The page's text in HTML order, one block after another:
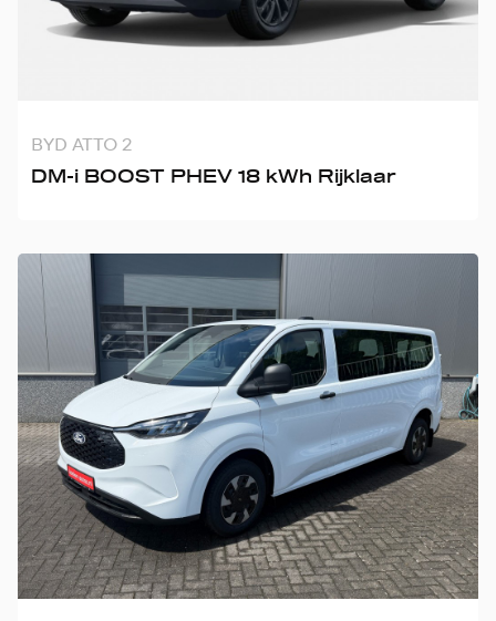
BYD ATTO 2
DM-i BOOST PHEV 18 kWh Rijklaar